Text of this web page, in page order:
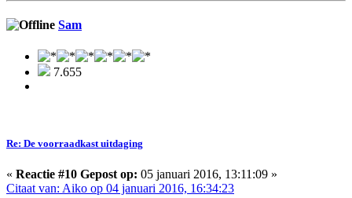
Sam
7.655
Re: De voorraadkast uitdaging
« Reactie #10 Gepost op: 05 januari 2016, 13:11:09 »
Citaat van: Aiko op 04 januari 2016, 16:34:23